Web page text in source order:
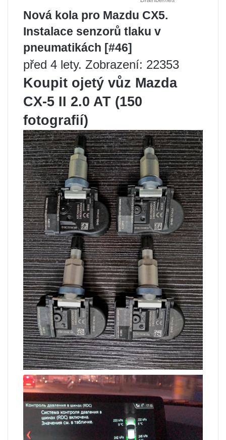
Nová kola pro Mazdu CX5.
Instalace senzorů tlaku v
pneumatikách [#46]
před 4 lety. Zobrazení: 22353
Koupit ojetý vůz Mazda
CX-5 II 2.0 AT (150
fotografií)